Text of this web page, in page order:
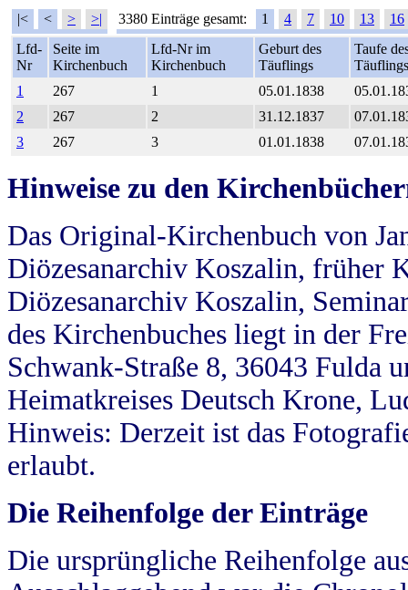
|< < > >| 3380 Einträge gesamt: 1 4 7 10 13
16
Lfd-
Nr
Seite im
Kirchenbuch
Lfd-Nr im
Kirchenbuch
Geburt des
Täuflings
Taufe
Täuflings
1
267 1 05.01.1838
2
267 2 31.12.1837
3
267 3 01.01.1838
Hinweise zu den
Das Original-Kirchenbuch von
Diözesanarchiv Koszalin, früher
Diözesanarchiv Koszalin,
des Kirchenbuches liegt in der
Schwank-Straße 8, 36043 Fulda
Heimatkreises Deutsch Krone,
Hinweis: Derzeit ist das
erlaubt.
Die Reihenfolge der Einträge
Die ursprüngliche Reihenfolge